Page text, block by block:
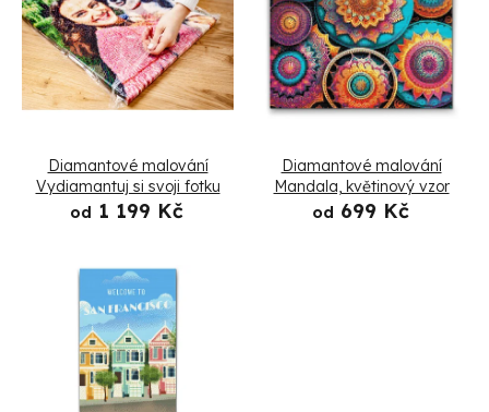
p
r
ý
p
Diamantové malování
Vydiamantuj si svoji fotku
od 1 199 Kč
Diamantové malování
Mandala, květinový vzor
od 699 Kč